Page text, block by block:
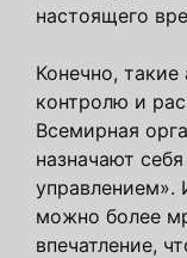
настоящего
Конечно, такие
контролю и
Всемирная
назначают
управлением».
можно более
впечатление,